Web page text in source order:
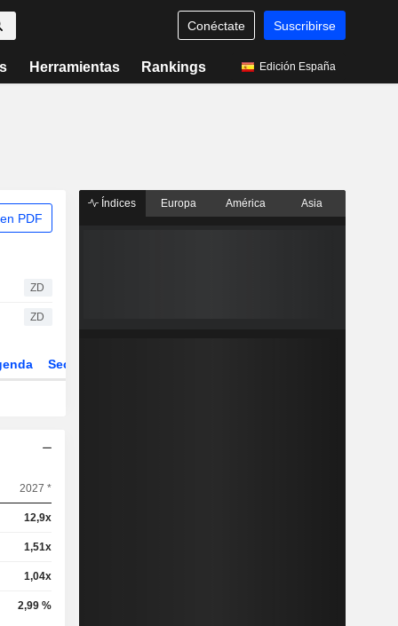
Conéctate Suscribirse
Herramientas Rankings Edición España
PDF
ZD
ZD
Sector
2027 *
12,9x
1,51x
1,04x
2,99 %
Índices Europa América Asia